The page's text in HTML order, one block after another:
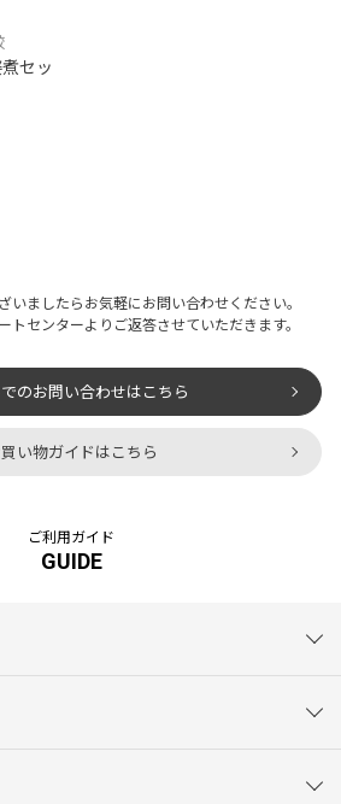
セッ
いましたらお気軽にお問い合わせください。
トセンターよりご返答させていただきます。
のお問い合わせはこちら
い物ガイドはこちら
ご利用ガイド
GUIDE